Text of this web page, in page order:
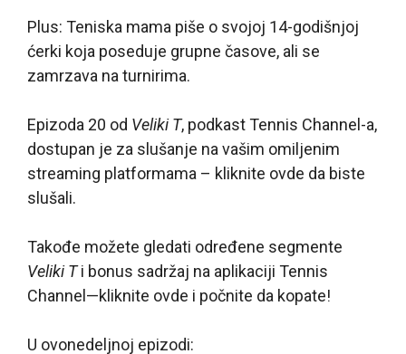
Plus: Teniska mama piše o svojoj 14-godišnjoj
ćerki koja poseduje grupne časove, ali se
zamrzava na turnirima.
Epizoda 20 od Veliki T, podkast Tennis Channel-a,
dostupan je za slušanje na vašim omiljenim
streaming platformama – kliknite ovde da biste
slušali.
Takođe možete gledati određene segmente
Veliki Ti bonus sadržaj na aplikaciji Tennis
Channel—kliknite ovde i počnite da kopate!
U ovonedeljnoj epizodi: